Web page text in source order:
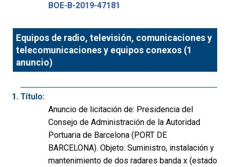
BOE-B-2019-47181
Equipos de radio, televisión, comunicaciones y
telecomunicaciones y equipos conexos (1
anuncio)
Título:
Anuncio de licitación de: Presidencia del
Consejo de Administración de la Autoridad
Portuaria de Barcelona (PORT DE
BARCELONA). Objeto: Suministro, instalación y
mantenimiento de dos radares banda x (estado